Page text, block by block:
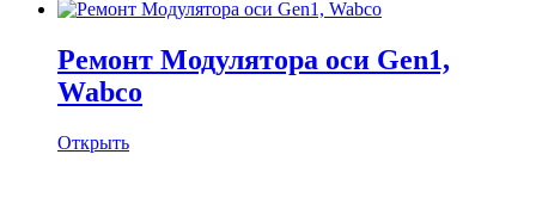
Ремонт Модулятора оси Gen1,
Wabco
Открыть